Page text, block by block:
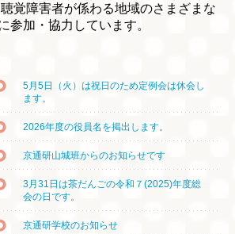
覚障害者が係わる地域のさまざまな
参加・協力しています。
5月5日（火）は祝日のため定例会は休会し
ます。
2026年度の役員名を掲出します。
京通研山城班からのお知らせです
3月31日は茶だんごの令和７(2025)年度総
会の日です。
京通研学校のお知らせ